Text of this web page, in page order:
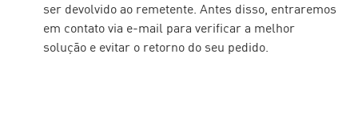
ser devolvido ao remetente. Antes disso, entraremos
em contato via e-mail para verificar a melhor
solução e evitar o retorno do seu pedido.